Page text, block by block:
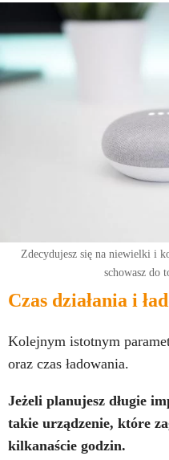
Zdecydujesz się na niewielki i
schowasz do
Czas działania i
Kolejnym istotnym
oraz czas ładowania.
Jeżeli planujesz długie
takie urządzenie, które
kilkanaście godzin.